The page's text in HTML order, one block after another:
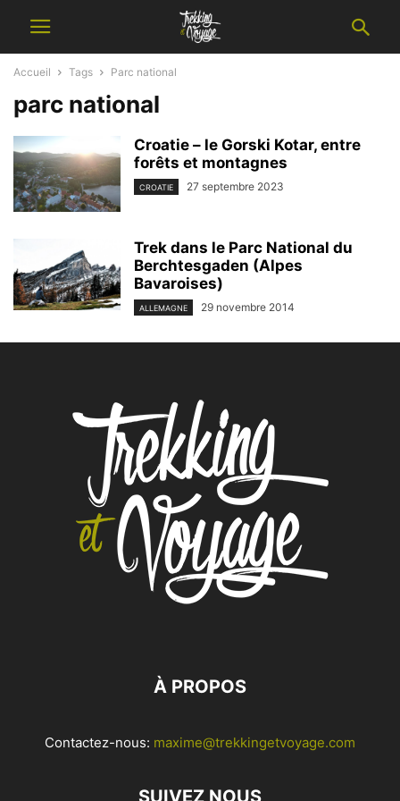
Accueil Tags Parc national
parc national
Croatie – le Gorski Kotar, entre
forêts et montagnes
CROATIE 27 septembre 2023
Trek dans le Parc National du
Berchtesgaden (Alpes
Bavaroises)
ALLEMAGNE 29 novembre 2014
À PROPOS
Contactez-nous: maxime@trekkingetvoyage.com
SUIVEZ NOUS